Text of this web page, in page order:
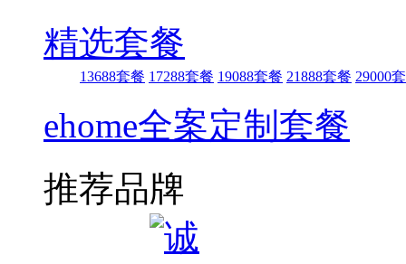
精选套餐
13688套餐 17288套餐 19088套餐 21888套餐 29000
ehome全案定制套餐
推荐品牌